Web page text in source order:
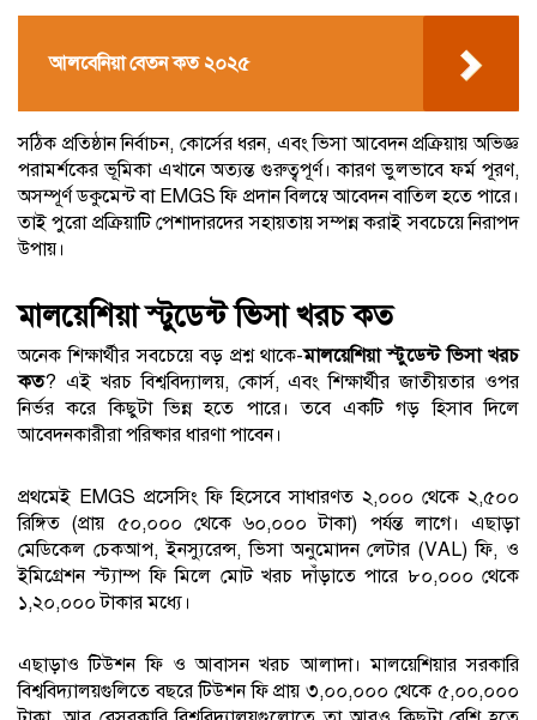
আলবেনিয়া বেতন কত ২০২৫
সঠিক প্রতিষ্ঠান নির্বাচন, কোর্সের ধরন, এবং ভিসা আবেদন প্রক্রিয়ায় অভিজ্ঞ
পরামর্শকের ভূমিকা এখানে অত্যন্ত গুরুত্বপূর্ণ। কারণ ভুলভাবে ফর্ম পূরণ,
অসম্পূর্ণ ডকুমেন্ট বা EMGS ফি প্রদান বিলম্বে আবেদন বাতিল হতে পারে।
তাই পুরো প্রক্রিয়াটি পেশাদারদের সহায়তায় সম্পন্ন করাই সবচেয়ে নিরাপদ
উপায়।
মালয়েশিয়া স্টুডেন্ট ভিসা খরচ কত
অনেক শিক্ষার্থীর সবচেয়ে বড় প্রশ্ন থাকে-মালয়েশিয়া স্টুডেন্ট ভিসা খরচ
কত? এই খরচ বিশ্ববিদ্যালয়, কোর্স, এবং শিক্ষার্থীর জাতীয়তার ওপর
নির্ভর করে কিছুটা ভিন্ন হতে পারে। তবে একটি গড় হিসাব দিলে
আবেদনকারীরা পরিষ্কার ধারণা পাবেন।
প্রথমেই EMGS প্রসেসিং ফি হিসেবে সাধারণত ২,০০০ থেকে ২,৫০০
রিঙ্গিত (প্রায় ৫০,০০০ থেকে ৬০,০০০ টাকা) পর্যন্ত লাগে। এছাড়া
মেডিকেল চেকআপ, ইনস্যুরেন্স, ভিসা অনুমোদন লেটার (VAL) ফি, ও
ইমিগ্রেশন স্ট্যাম্প ফি মিলে মোট খরচ দাঁড়াতে পারে ৮০,০০০ থেকে
১,২০,০০০ টাকার মধ্যে।
এছাড়াও টিউশন ফি ও আবাসন খরচ আলাদা। মালয়েশিয়ার সরকারি
বিশ্ববিদ্যালয়গুলিতে বছরে টিউশন ফি প্রায় ৩,০০,০০০ থেকে ৫,০০,০০০